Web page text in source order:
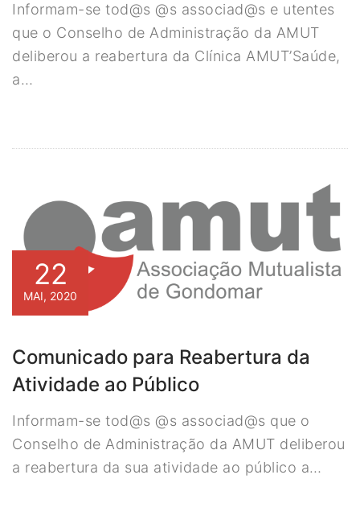
Informam-se tod@s @s associad@s e utentes
que o Conselho de Administração da AMUT
deliberou a reabertura da Clínica AMUT’Saúde,
a…
22
MAI, 2020
Comunicado para Reabertura da
Atividade ao Público
Informam-se tod@s @s associad@s que o
Conselho de Administração da AMUT deliberou
a reabertura da sua atividade ao público a…